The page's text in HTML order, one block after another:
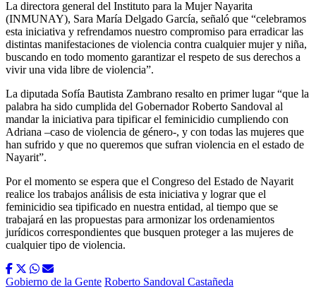
La directora general del Instituto para la Mujer Nayarita
(INMUNAY), Sara María Delgado García, señaló que “celebramos
esta iniciativa y refrendamos nuestro compromiso para erradicar las
distintas manifestaciones de violencia contra cualquier mujer y niña,
buscando en todo momento garantizar el respeto de sus derechos a
vivir una vida libre de violencia”.
La diputada Sofía Bautista Zambrano resalto en primer lugar “que la
palabra ha sido cumplida del Gobernador Roberto Sandoval al
mandar la iniciativa para tipificar el feminicidio cumpliendo con
Adriana –caso de violencia de género-, y con todas las mujeres que
han sufrido y que no queremos que sufran violencia en el estado de
Nayarit”.
Por el momento se espera que el Congreso del Estado de Nayarit
realice los trabajos análisis de esta iniciativa y lograr que el
feminicidio sea tipificado en nuestra entidad, al tiempo que se
trabajará en las propuestas para armonizar los ordenamientos
jurídicos correspondientes que busquen proteger a las mujeres de
cualquier tipo de violencia.
Gobierno de la Gente Roberto Sandoval Castañeda